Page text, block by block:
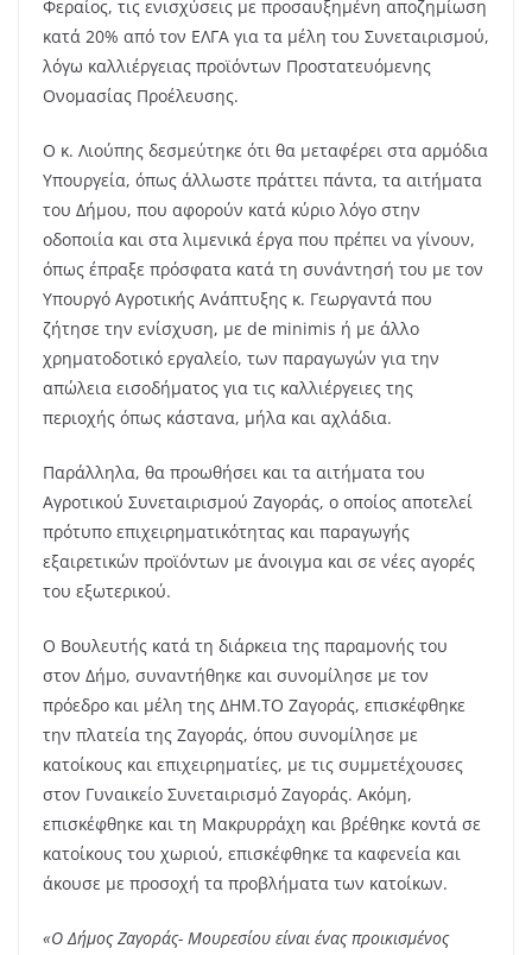
Φεραίος, τις ενισχύσεις με προσαυξημένη αποζημίωση
κατά 20% από τον ΕΛΓΑ για τα μέλη του Συνεταιρισμού,
λόγω καλλιέργειας προϊόντων Προστατευόμενης
Ονομασίας Προέλευσης.
Ο κ. Λιούπης δεσμεύτηκε ότι θα μεταφέρει στα αρμόδια
Υπουργεία, όπως άλλωστε πράττει πάντα, τα αιτήματα
του Δήμου, που αφορούν κατά κύριο λόγο στην
οδοποιία και στα λιμενικά έργα που πρέπει να γίνουν,
όπως έπραξε πρόσφατα κατά τη συνάντησή του με τον
Υπουργό Αγροτικής Ανάπτυξης κ. Γεωργαντά που
ζήτησε την ενίσχυση, με de minimis ή με άλλο
χρηματοδοτικό εργαλείο, των παραγωγών για την
απώλεια εισοδήματος για τις καλλιέργειες της
περιοχής όπως κάστανα, μήλα και αχλάδια.
Παράλληλα, θα προωθήσει και τα αιτήματα του
Αγροτικού Συνεταιρισμού Ζαγοράς, ο οποίος αποτελεί
πρότυπο επιχειρηματικότητας και παραγωγής
εξαιρετικών προϊόντων με άνοιγμα και σε νέες αγορές
του εξωτερικού.
Ο Βουλευτής κατά τη διάρκεια της παραμονής του
στον Δήμο, συναντήθηκε και συνομίλησε με τον
πρόεδρο και μέλη της ΔΗΜ.ΤΟ Ζαγοράς, επισκέφθηκε
την πλατεία της Ζαγοράς, όπου συνομίλησε με
κατοίκους και επιχειρηματίες, με τις συμμετέχουσες
στον Γυναικείο Συνεταιρισμό Ζαγοράς. Ακόμη,
επισκέφθηκε και τη Μακρυρράχη και βρέθηκε κοντά σε
κατοίκους του χωριού, επισκέφθηκε τα καφενεία και
άκουσε με προσοχή τα προβλήματα των κατοίκων.
«Ο Δήμος Ζαγοράς- Μουρεσίου είναι ένας προικισμένος